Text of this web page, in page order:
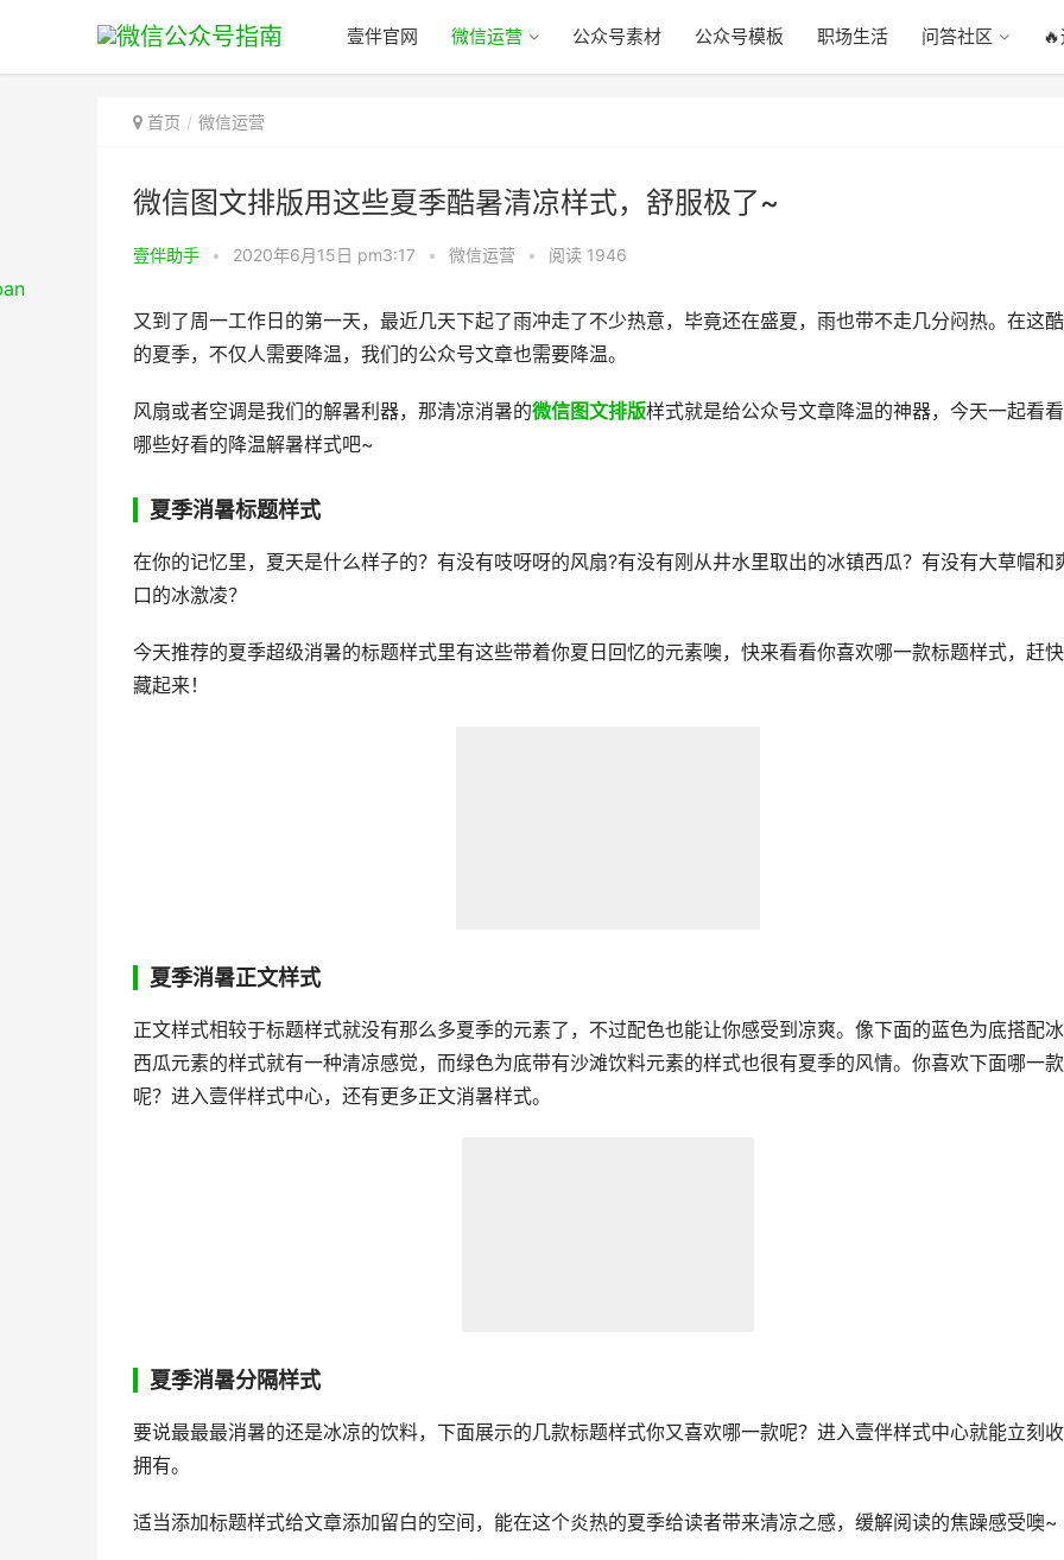
壹伴官网 微信运营 公众号素材 公众号模板 职场生活 问答社区
首页 微信运营
微信图文排版用这些夏季酷暑清凉样式，舒服极了~
壹伴助手 • 2020年6月15日 pm3:17 • 微信运营 • 阅读 1946
又到了周一工作日的第一天，最近几天下起了雨冲走了不少热意，毕竟还在盛夏，雨也带不走几分闷热。在这
的夏季，不仅人需要降温，我们的公众号文章也需要降温。
风扇或者空调是我们的解暑利器，那清凉消暑的微信图文排版样式就是给公众号文章降温的神器，今天一起看
哪些好看的降温解暑样式吧~
夏季消暑标题样式
在你的记忆里，夏天是什么样子的？有没有吱呀呀的风扇?有没有刚从井水里取出的冰镇西瓜？有没有大草帽和
口的冰激凌？
今天推荐的夏季超级消暑的标题样式里有这些带着你夏日回忆的元素噢，快来看看你喜欢哪一款标题样式，赶
藏起来！
夏季消暑正文样式
正文样式相较于标题样式就没有那么多夏季的元素了，不过配色也能让你感受到凉爽。像下面的蓝色为底搭配
西瓜元素的样式就有一种清凉感觉，而绿色为底带有沙滩饮料元素的样式也很有夏季的风情。你喜欢下面哪一款
呢？进入壹伴样式中心，还有更多正文消暑样式。
夏季消暑分隔样式
要说最最最消暑的还是冰凉的饮料，下面展示的几款标题样式你又喜欢哪一款呢？进入壹伴样式中心就能立刻
拥有。
适当添加标题样式给文章添加留白的空间，能在这个炎热的夏季给读者带来清凉之感，缓解阅读的焦躁感受噢~